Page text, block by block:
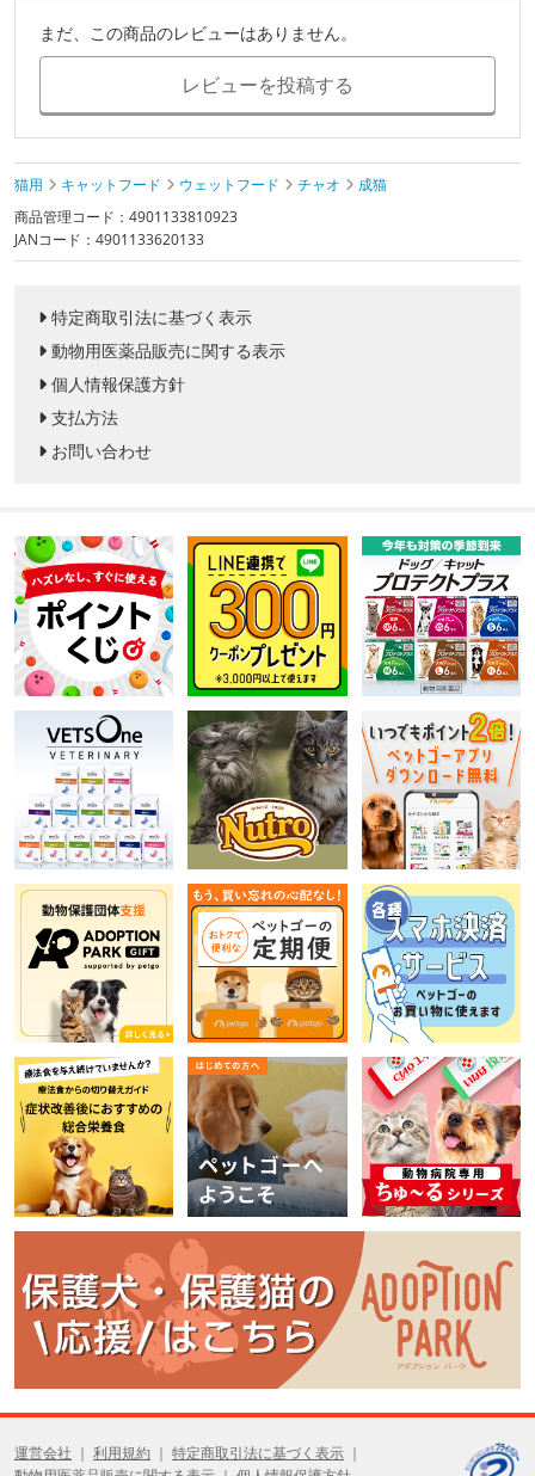
まだ、この商品のレビューはありません。
レビューを投稿する
猫用 キャットフード ウェットフード チャオ
成猫
商品管理コード：4901133810923
JANコード：4901133620133
特定商取引法に基づく表示
動物用医薬品販売に関する表示
個人情報保護方針
支払方法
お問い合わせ
運営会社 利用規約
特定商取引法に基づく表示